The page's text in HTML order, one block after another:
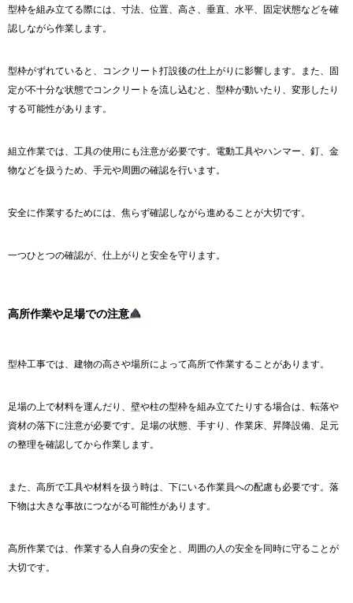
型枠を組み立てる際には、寸法、位置、高さ、垂直、水平、固定状態などを確
認しながら作業します。
型枠がずれていると、コンクリート打設後の仕上がりに影響します。また、固
定が不十分な状態でコンクリートを流し込むと、型枠が動いたり、変形したり
する可能性があります。
組立作業では、工具の使用にも注意が必要です。電動工具やハンマー、釘、金
物などを扱うため、手元や周囲の確認を行います。
安全に作業するためには、焦らず確認しながら進めることが大切です。
一つひとつの確認が、仕上がりと安全を守ります。
高所作業や足場での注意
型枠工事では、建物の高さや場所によって高所で作業することがあります。
足場の上で材料を運んだり、壁や柱の型枠を組み立てたりする場合は、転落や
資材の落下に注意が必要です。足場の状態、手すり、作業床、昇降設備、足元
の整理を確認してから作業します。
また、高所で工具や材料を扱う時は、下にいる作業員への配慮も必要です。落
下物は大きな事故につながる可能性があります。
高所作業では、作業する人自身の安全と、周囲の人の安全を同時に守ることが
大切です。